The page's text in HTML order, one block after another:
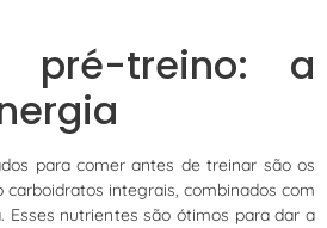
pré-treino: a
para comer antes de treinar são os
integrais, combinados com
Esses nutrientes são ótimos para dar a